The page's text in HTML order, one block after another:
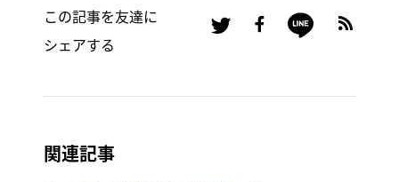
この記事を友達に
シェアする
関連記事